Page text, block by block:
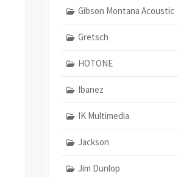
Gibson Montana Acoustic
Gretsch
HOTONE
Ibanez
IK Multimedia
Jackson
Jim Dunlop